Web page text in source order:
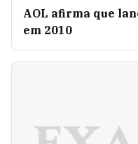
AOL afirma que
em 2010